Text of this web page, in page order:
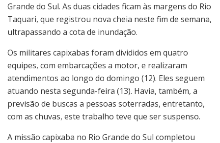
Grande do Sul. As duas cidades ficam às margens do Rio
Taquari, que registrou nova cheia neste fim de semana,
ultrapassando a cota de inundação.
Os militares capixabas foram divididos em quatro
equipes, com embarcações a motor, e realizaram
atendimentos ao longo do domingo (12). Eles seguem
atuando nesta segunda-feira (13). Havia, também, a
previsão de buscas a pessoas soterradas, entretanto,
com as chuvas, este trabalho teve que ser suspenso.
A missão capixaba no Rio Grande do Sul completou